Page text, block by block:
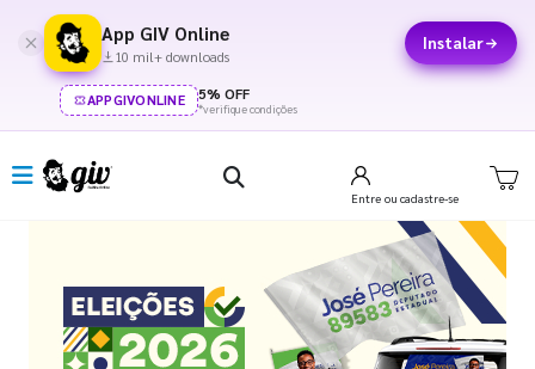
App GIV Online
10 mil+ downloads
Instalar
APPGIVONLINE 5% OFF
*verifique condições
Entre ou cadastre-se